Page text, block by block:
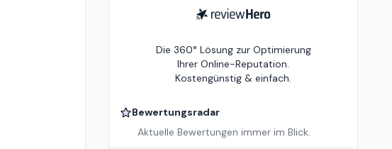
ReviewHero
Die 360° Lösung zur Optimierung
Ihrer Online-Reputation.
Kostengünstig & einfach.
Bewertungsradar
Aktuelle Bewertungen immer im Blick.